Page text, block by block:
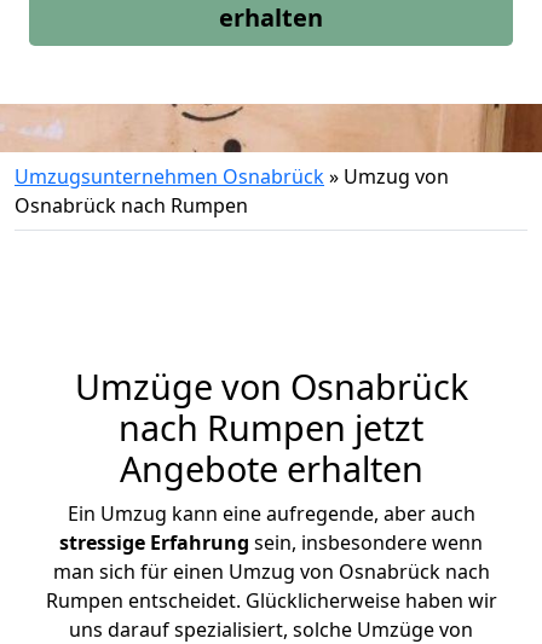
erhalten
Umzugsunternehmen Osnabrück» Umzug von
Osnabrück nach Rumpen
Umzüge von Osnabrück
nach Rumpen jetzt
Angebote erhalten
Ein Umzug kann eine aufregende, aber auch
stressige Erfahrung sein, insbesondere wenn
man sich für einen Umzug von Osnabrück nach
Rumpen entscheidet. Glücklicherweise haben wir
uns darauf spezialisiert, solche Umzüge von